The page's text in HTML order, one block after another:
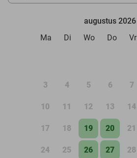
augustus 2026
Ma
Di Wo Do Vr
3 4 5 6 7
10 11 12 13 14
17 18 19 20 21
24 25 26 27 28